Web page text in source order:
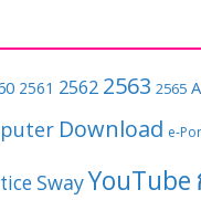
2561 2562 2563 2565
Download e-
SwayYouTube